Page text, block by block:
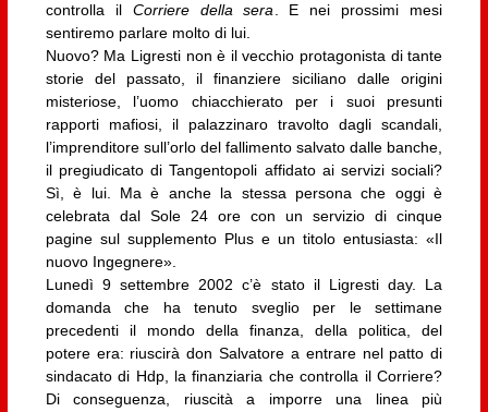
controlla il Corriere della sera . E nei prossimi mesi
sentiremo parlare molto di lui.
Nuovo? Ma Ligresti non è il vecchio protagonista di tante
storie del passato, il finanziere siciliano dalle origini
misteriose, l’uomo chiacchierato per i suoi presunti
rapporti mafiosi, il palazzinaro travolto dagli scandali,
l’imprenditore sull’orlo del fallimento salvato dalle banche,
il pregiudicato di Tangentopoli affidato ai servizi sociali?
Sì, è lui. Ma è anche la stessa persona che oggi è
celebrata dal Sole 24 ore con un servizio di cinque
pagine sul supplemento Plus e un titolo entusiasta: «Il
nuovo Ingegnere».
Lunedì 9 settembre 2002 c’è stato il Ligresti day. La
domanda che ha tenuto sveglio per le settimane
precedenti il mondo della finanza, della politica, del
potere era: riuscirà don Salvatore a entrare nel patto di
sindacato di Hdp, la finanziaria che controlla il Corriere?
Di conseguenza, riuscità a imporre una linea più